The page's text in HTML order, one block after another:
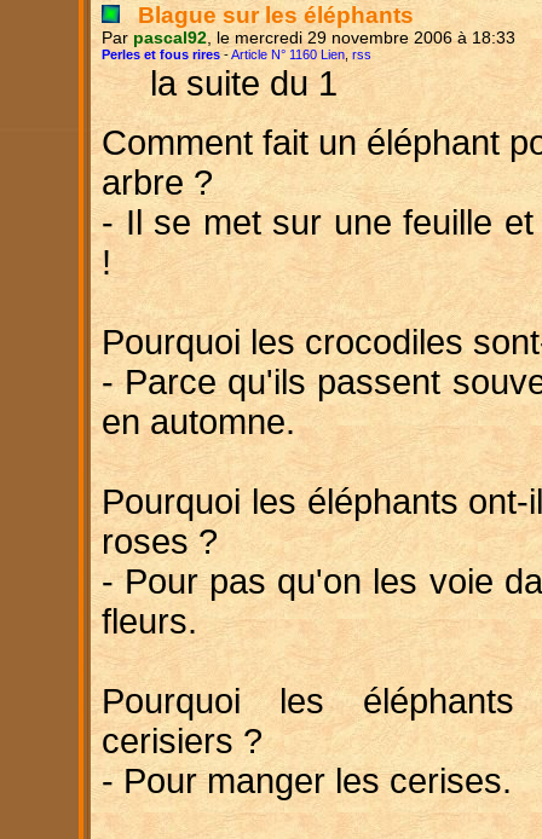
Blague sur les éléphants
Par pascal92 , le mercredi 29 novembre 2006 à 18:33
Perles et fous rires -Article N° 1160 Lien rss
la suite du 1
Comment fait un éléphant
arbre ?
- Il se met sur une feuille
!
Pourquoi les crocodiles
- Parce qu'ils passent
en automne.
Pourquoi les éléphants
roses ?
- Pour pas qu'on les voie
fleurs.
Pourquoi les éléphants
cerisiers ?
- Pour manger les cerises.